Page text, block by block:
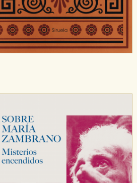
desde nuestro sistema. Es posible
de funcionar correctamente.
de nuestro sitio web. Almacenan
relevante para sus intereses en
única de su navegador y